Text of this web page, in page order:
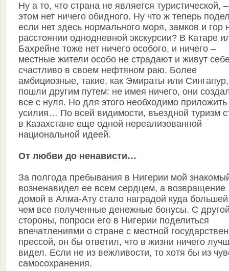
Ну а то, что страна не является туристической,
этом нет ничего обидного. Ну что ж теперь
если нет здесь нормального моря, замков и гор
расстоянии однодневной экскурсии? В Катаре
Бахрейне тоже нет ничего особого, и ничего –
местные жители особо не страдают и живут
счастливо в своем нефтяном раю. Более
амбициозные, такие, как Эмираты или Сингапур,
пошли другим путем: не имея ничего, они
все с нуля. Но для этого необходимо приложить
усилия… По всей видимости, въездной туризм
в Казахстане еще одной нереализованной
национальной идеей.
От любви до ненависти…
За полгода пребывания в Нигерии мой
возненавидел ее всем сердцем, а возвращение
домой в Алма-Ату стало наградой куда
чем все полученные денежные бонусы. С
стороны, попроси его в Нигерии поделиться
впечатлениями о стране с местной
прессой, он бы ответил, что в жизни ничего
видел. Если не из вежливости, то хотя бы из
самосохранения.